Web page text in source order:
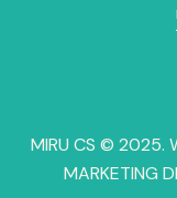
MIRU CS © 2025.
MARKETING